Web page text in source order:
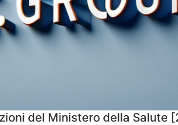
del Ministero della Salute